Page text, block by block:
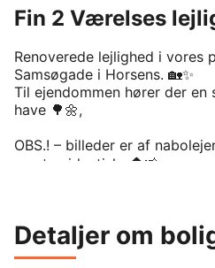
Fin 2 Værelses
Renoverede lejlighed i vores
Samsøgade i Horsens. 🏡✨
Til ejendommen hører der
have 🌳🌼,
OBS.! – billeder er af
næsten identisk. 🏠📸
beboere 🚗
Depotrum både indenfor og
Detaljer om